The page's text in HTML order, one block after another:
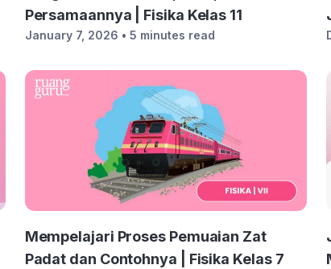
Persamaannya | Fisika Kelas 11
January 7, 2026 • 5 minutes read
Mempelajari Proses Pemuaian Zat
Padat dan Contohnya | Fisika Kelas 7